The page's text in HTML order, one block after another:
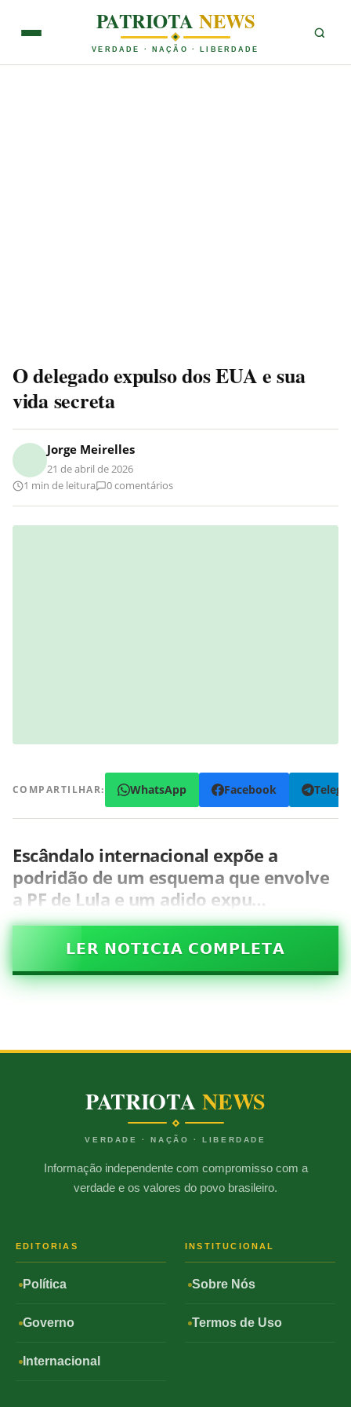
PATRIOTANEWS
VERDADE · NAÇÃO · LIBERDADE
O delegado expulso dos EUA e sua
vida secreta
Jorge Meirelles
21 de abril de 2026
1 min de leitura
0 comentários
COMPARTILHAR: WhatsApp Facebook
Escândalo internacional expõe a
podridão de um esquema que envolve
a PF de Lula e um adido expu…
𝗟𝗘𝗥 𝗡𝗢𝗧𝗜𝗖𝗜𝗔 𝗖𝗢𝗠𝗣𝗟𝗘𝗧𝗔
PATRIOTANEWS
VERDADE · NAÇÃO · LIBERDADE
Informação independente com compromisso com a
verdade e os valores do povo brasileiro.
EDITORIAS
Política
Governo
Internacional
INSTITUCIONAL
Sobre Nós
Termos de Uso